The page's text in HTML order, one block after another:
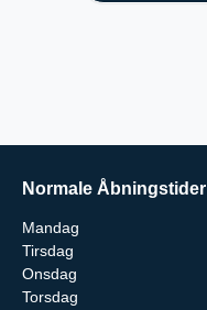
Normale Åbningstider
Mandag
Tirsdag
Onsdag
Torsdag